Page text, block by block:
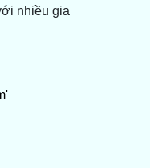
nhiều gia